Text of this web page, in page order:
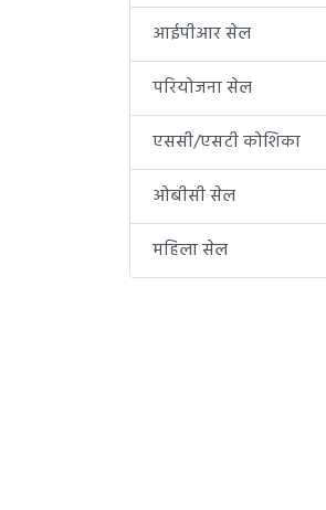
आईपीआर सेल
परियोजना सेल
एससी/एसटी कोशिका
ओबीसी सेल
महिला सेल